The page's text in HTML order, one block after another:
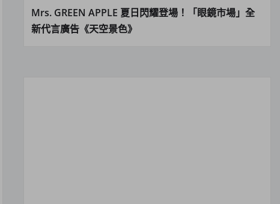
Mrs. GREEN APPLE 夏日閃耀登場！「眼鏡市場」全
新代言廣告《天空景色》